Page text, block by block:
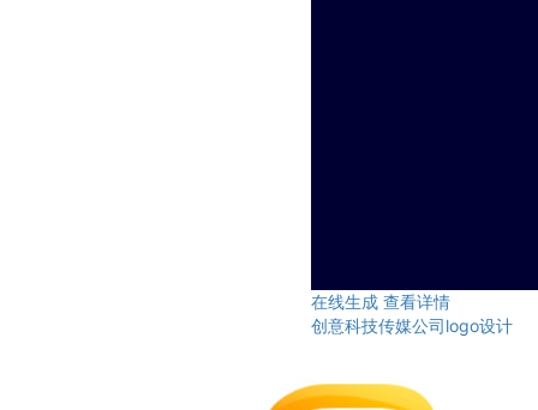
在线生成 查看详情
创意科技传媒公司logo设计